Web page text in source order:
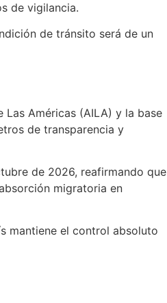
de vigilancia.
de tránsito será de un
Américas (AILA) y la base
de transparencia y
de 2026, reafirmando que
migratoria en
mantiene el control absoluto